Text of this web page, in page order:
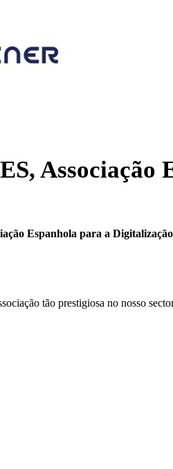
Associação
Espanhola para a
tão prestigiosa no nosso